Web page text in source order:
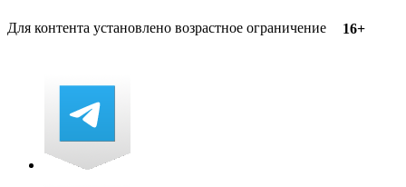
Для контента установлено возрастное ограничение 16+